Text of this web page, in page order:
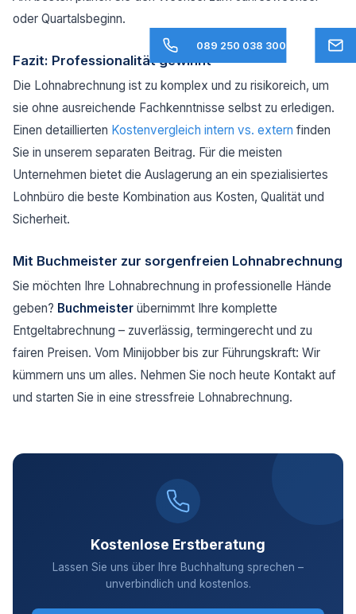
oder Quartalsbeginn.
Fazit: Professionalität gewinnt
Die Lohnabrechnung ist zu komplex und zu risikoreich, um
sie ohne ausreichende Fachkenntnisse selbst zu erledigen.
Einen detaillierten Kostenvergleich intern vs. extern finden
Sie in unserem separaten Beitrag. Für die meisten
Unternehmen bietet die Auslagerung an ein spezialisiertes
Lohnbüro die beste Kombination aus Kosten, Qualität und
Sicherheit.
Mit Buchmeister zur sorgenfreien Lohnabrechnung
Sie möchten Ihre Lohnabrechnung in professionelle Hände
geben? Buchmeister übernimmt Ihre komplette
Entgeltabrechnung – zuverlässig, termingerecht und zu
fairen Preisen. Vom Minijobber bis zur Führungskraft: Wir
kümmern uns um alles. Nehmen Sie noch heute Kontakt auf
und starten Sie in eine stressfreie Lohnabrechnung.
Kostenlose Erstberatung
Lassen Sie uns über Ihre Buchhaltung sprechen –
unverbindlich und kostenlos.
089 250 038 300